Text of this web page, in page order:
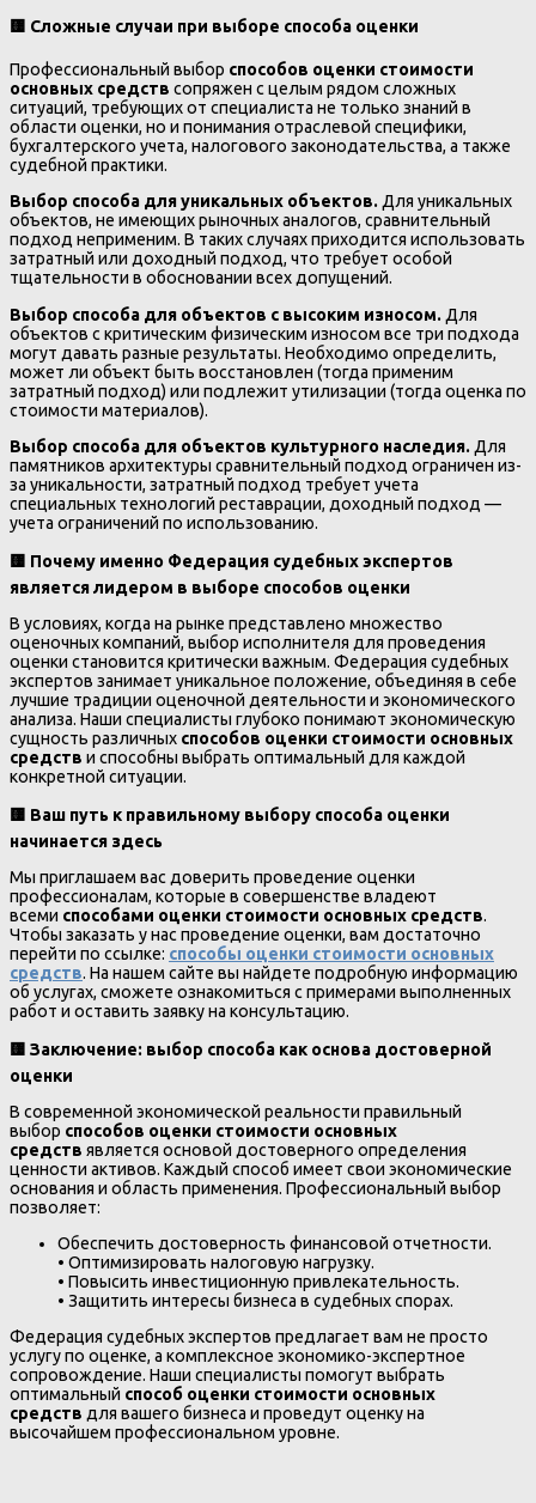
🟨 Сложные случаи при выборе способа оценки
Профессиональный выбор способов оценки стоимости
основных средств сопряжен с целым рядом сложных
ситуаций, требующих от специалиста не только знаний в
области оценки, но и понимания отраслевой специфики,
бухгалтерского учета, налогового законодательства, а также
судебной практики.
Выбор способа для уникальных объектов.Для уникальных
объектов, не имеющих рыночных аналогов, сравнительный
подход неприменим. В таких случаях приходится использовать
затратный или доходный подход, что требует особой
тщательности в обосновании всех допущений.
Выбор способа для объектов с высоким износом. Для
объектов с критическим физическим износом все три подхода
могут давать разные результаты. Необходимо определить,
может ли объект быть восстановлен (тогда применим
затратный подход) или подлежит утилизации (тогда оценка по
стоимости материалов).
Выбор способа для объектов культурного наследия. Для
памятников архитектуры сравнительный подход ограничен из-
за уникальности, затратный подход требует учета
специальных технологий реставрации, доходный подход —
учета ограничений по использованию.
🟨 Почему именно Федерация судебных экспертов
является лидером в выборе способов оценки
В условиях, когда на рынке представлено множество
оценочных компаний, выбор исполнителя для проведения
оценки становится критически важным. Федерация судебных
экспертов занимает уникальное положение, объединяя в себе
лучшие традиции оценочной деятельности и экономического
анализа. Наши специалисты глубоко понимают экономическую
сущность различных способов оценки стоимости основных
средств и способны выбрать оптимальный для каждой
конкретной ситуации.
🟨 Ваш путь к правильному выбору способа оценки
начинается здесь
Мы приглашаем вас доверить проведение оценки
профессионалам, которые в совершенстве владеют
всеми способами оценки стоимости основных средств.
Чтобы заказать у нас проведение оценки, вам достаточно
перейти по ссылке: способы оценки стоимости основных
средств. На нашем сайте вы найдете подробную информацию
об услугах, сможете ознакомиться с примерами выполненных
работ и оставить заявку на консультацию.
🟨 Заключение: выбор способа как основа достоверной
оценки
В современной экономической реальности правильный
выбор способов оценки стоимости основных
средств является основой достоверного определения
ценности активов. Каждый способ имеет свои экономические
основания и область применения. Профессиональный выбор
позволяет:
Обеспечить достоверность финансовой отчетности.
• Оптимизировать налоговую нагрузку.
• Повысить инвестиционную привлекательность.
• Защитить интересы бизнеса в судебных спорах.
Федерация судебных экспертов предлагает вам не просто
услугу по оценке, а комплексное экономико-экспертное
сопровождение. Наши специалисты помогут выбрать
оптимальный способ оценки стоимости основных
средств для вашего бизнеса и проведут оценку на
высочайшем профессиональном уровне.